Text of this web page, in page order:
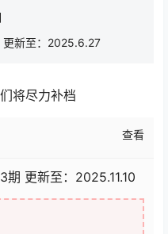
更新至：2025.6.27
将尽力补档
查看
更新至：2025.11.10